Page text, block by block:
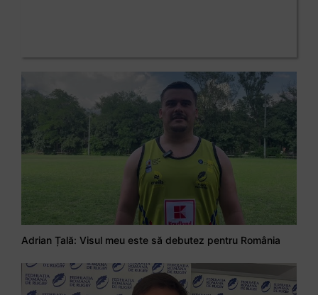
Adrian Țală: Visul meu este să debutez pentru România